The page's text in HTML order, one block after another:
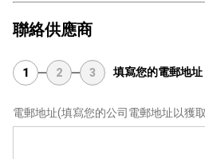
聯絡供應商
1 2 3 填寫您的電郵地址
電郵地址(填寫您的公司電郵地址以獲